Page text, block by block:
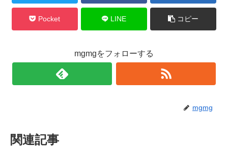
Pocket LINE コピー
mgmgをフォローする
mgmg
関連記事